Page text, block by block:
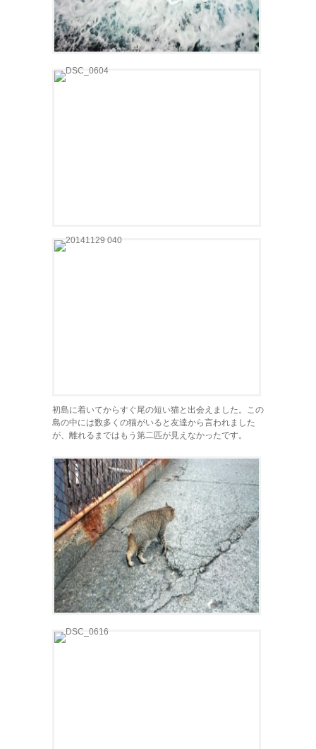
初島に着いてからすぐ尾の短い猫と出会えました。この
島の中には数多くの猫がいると友達から言われました
が、離れるまではもう第二匹が見えなかったです。